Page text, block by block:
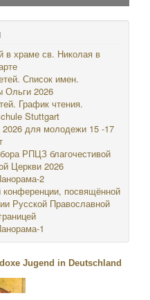
в храме св. Николая в
Список имен.
Ольги 2026
График чтения.
Stuttgart
2026 для молодежи 15 -17
РПЦЗ благочестивой
Церкви 2026
2
посвящённой
Русской Православной
1
Jugend in Deutschland